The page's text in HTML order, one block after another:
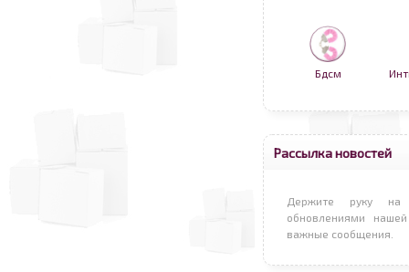
Бдсм
Рассылка новостей
Держите руку на
обновлениями
важные сообщения.